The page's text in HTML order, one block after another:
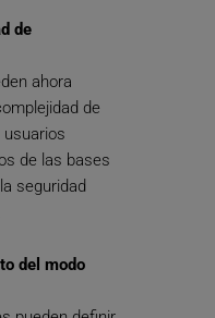
de
ahora
de
de las bases
seguridad
del modo